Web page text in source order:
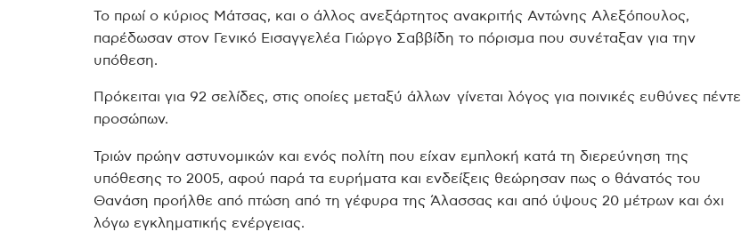
Το πρωί ο κύριος Μάτσας, και ο άλλος ανεξάρτητος ανακριτής Αντώνης Αλεξόπουλος,
παρέδωσαν στον Γενικό Εισαγγελέα Γιώργο Σαββίδη το πόρισμα που συνέταξαν για την
υπόθεση.
Πρόκειται για 92 σελίδες, στις οποίες μεταξύ άλλων γίνεται λόγος για ποινικές ευθύνες πέντε
προσώπων.
Τριών πρώην αστυνομικών και ενός πολίτη που είχαν εμπλοκή κατά τη διερεύνηση της
υπόθεσης το 2005, αφού παρά τα ευρήματα και ενδείξεις θεώρησαν πως ο θάνατός του
Θανάση προήλθε από πτώση από τη γέφυρα της Άλασσας και από ύψους 20 μέτρων και όχι
λόγω εγκληματικής ενέργειας.